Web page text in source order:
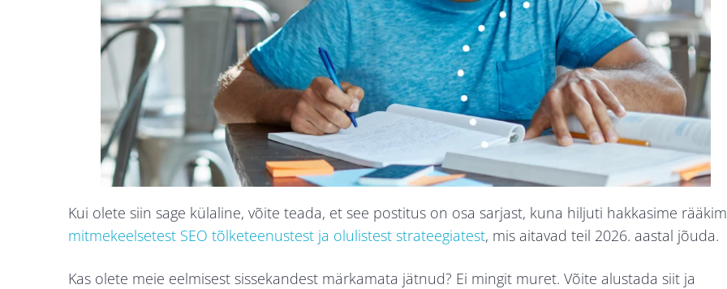
Kui olete siin sage külaline, võite teada, et see postitus on osa sarjast, kuna hiljuti hakkasime
mitmekeelsetest SEO tõlketeenustest ja olulistest strateegiatest, mis aitavad teil 2026. aastal jõuda.
Kas olete meie eelmisest sissekandest märkamata jätnud? Ei mingit muret. Võite alustada siit ja